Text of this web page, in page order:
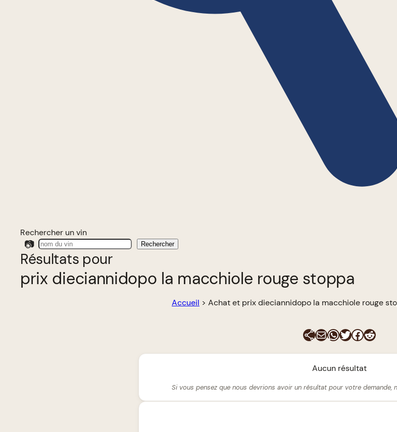
Rechercher un vin
📷 Rechercher
Résultats pour
prix dieciannidopo la macchiole rouge stoppa
Accueil > Achat et prix dieciannidopo la macchiole rouge
E-mailWhatsApp
TwitterReddit
Aucun résultat
Si vous pensez que nous devrions avoir un résultat pour votre demande,